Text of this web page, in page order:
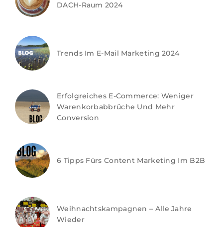
DACH-Raum 2024
Trends Im E-Mail Marketing 2024
Erfolgreiches E-Commerce: Weniger
Warenkorbabbrüche Und Mehr
Conversion
6 Tipps Fürs Content Marketing Im B2B
Weihnachtskampagnen – Alle Jahre
Wieder